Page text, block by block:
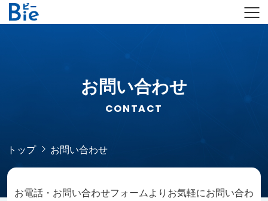
お問い合わせ
CONTACT
トップ お問い合わせ
お電話・お問い合わせフォームよりお気軽にお問い合わ